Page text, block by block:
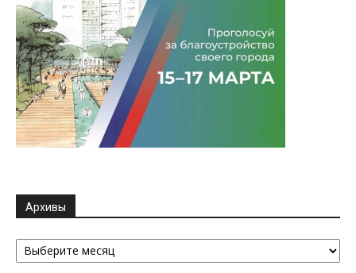
Архивы
Архивы